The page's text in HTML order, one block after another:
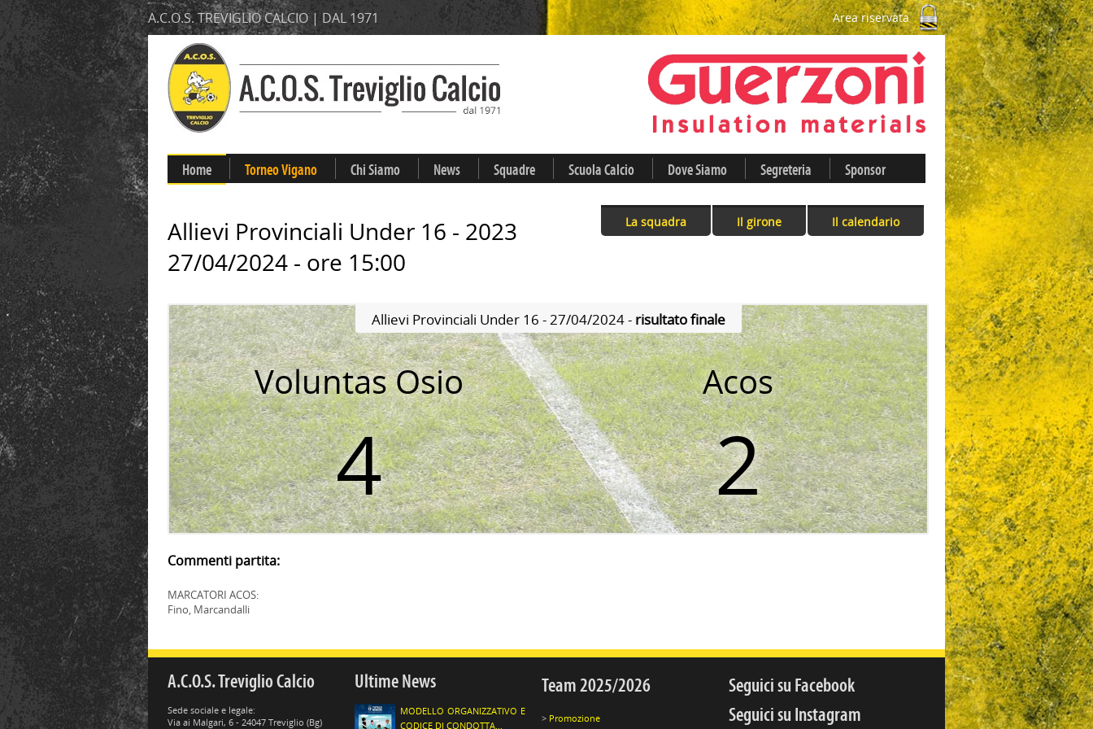
A.C.O.S. TREVIGLIO CALCIO | DAL 1971 Area riservata
Home Torneo Vigano Chi Siamo News Squadre Scuola Calcio Dove Siamo Segreteria Sponsor
Allievi Provinciali Under 16 - 2023
27/04/2024 - ore 15:00
La squadra Il girone Il calendario
Allievi Provinciali Under 16 - 27/04/2024 - risultato finale
Voluntas Osio
4
Acos
2
Commenti partita:
MARCATORI ACOS:
Fino, Marcandalli
A.C.O.S. Treviglio Calcio
Sede sociale e legale:
Via ai Malgari, 6 - 24047 Treviglio (Bg)
Ultime News
MODELLO ORGANIZZATIVO E
CODICE DI CONDOTTA...
Team 2025/2026
Promozione
Seguici su Facebook
Seguici su Instagram